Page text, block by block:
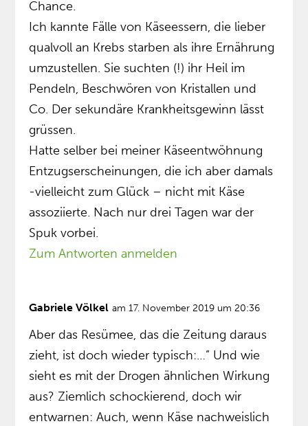
Chance.
Ich kannte Fälle von Käseessern, die lieber
qualvoll an Krebs starben als ihre Ernährung
umzustellen. Sie suchten (!) ihr Heil im
Pendeln, Beschwören von Kristallen und
Co. Der sekundäre Krankheitsgewinn lässt
grüssen.
Hatte selber bei meiner Käseentwöhnung
Entzugserscheinungen, die ich aber damals
-vielleicht zum Glück – nicht mit Käse
assoziierte. Nach nur drei Tagen war der
Spuk vorbei.
Zum Antworten anmelden
Gabriele Völkel am 17. November 2019 um 20:36
Aber das Resümee, das die Zeitung daraus
zieht, ist doch wieder typisch:…” Und wie
sieht es mit der Drogen ähnlichen Wirkung
aus? Ziemlich schockierend, doch wir
entwarnen: Auch, wenn Käse nachweislich